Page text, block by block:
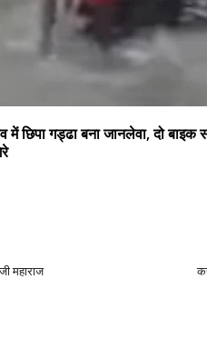
में छिपा गड्ढा बना जानलेवा, दो बाइक
महाराज